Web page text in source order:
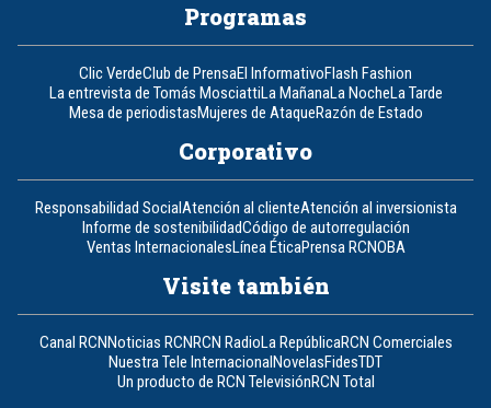
Programas
Clic VerdeClub de PrensaEl InformativoFlash Fashion
La entrevista de Tomás MosciattiLa MañanaLa NocheLa Tarde
Mesa de periodistasMujeres de AtaqueRazón de Estado
Corporativo
Responsabilidad SocialAtención al clienteAtención al inversionista
Informe de sostenibilidadCódigo de autorregulación
Ventas InternacionalesLínea ÉticaPrensa RCNOBA
Visite también
Canal RCNNoticias RCNRCN RadioLa RepúblicaRCN Comerciales
Nuestra Tele InternacionalNovelasFidesTDT
Un producto de RCN TelevisiónRCN Total